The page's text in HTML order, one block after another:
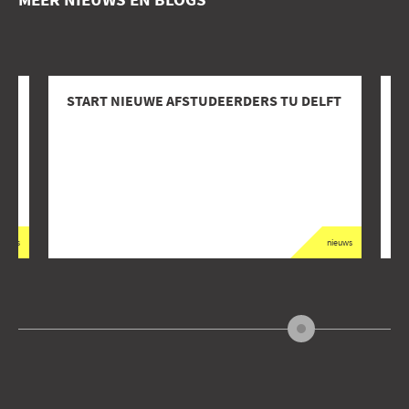
nieuws
START NIEUWE AFSTUDEERDERS TU DELFT